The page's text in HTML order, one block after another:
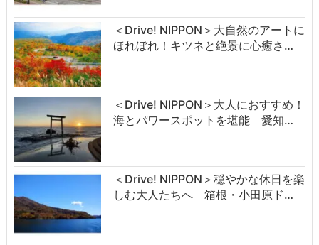
＜Drive! NIPPON＞大自然のアートに
ほれぼれ！キツネと絶景に心癒さ…
＜Drive! NIPPON＞大人におすすめ！
海とパワースポットを堪能 愛知…
＜Drive! NIPPON＞穏やかな休日を楽
しむ大人たちへ 箱根・小田原ド…